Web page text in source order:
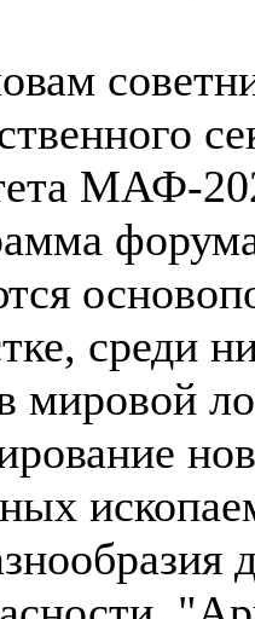
МАФ-
среди
мировой